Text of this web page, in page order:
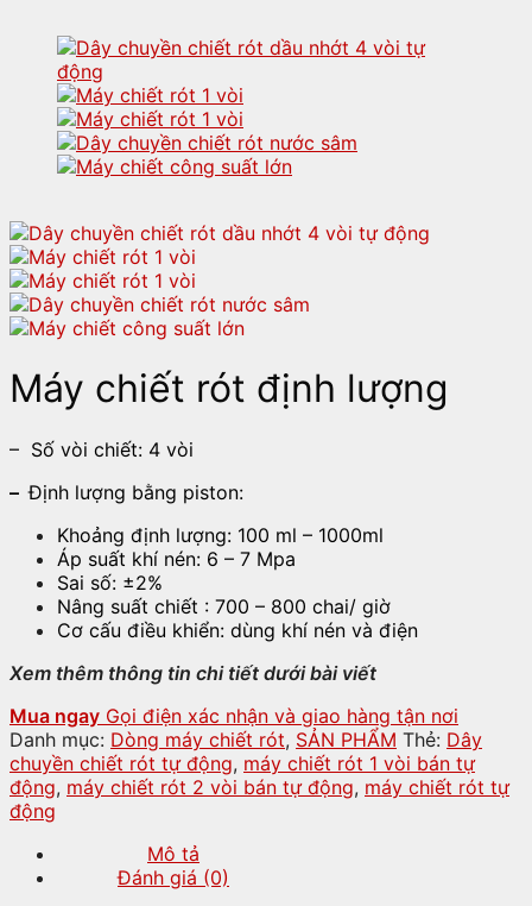
Máy chiết rót định lượng
– Số vòi chiết: 4 vòi
–Định lượng bằng piston:
Khoảng định lượng: 100 ml – 1000ml
Áp suất khí nén: 6 – 7 Mpa
Sai số: ±2%
Nâng suất chiết : 700 – 800 chai/ giờ
Cơ cấu điều khiển: dùng khí nén và điện
Xem thêm thông tin chi tiết dưới bài viết
Mua ngay Gọi điện xác nhận và giao hàng tận nơi
Danh mục: Dòng máy chiết rót, SẢN PHẨM Thẻ: Dây
chuyền chiết rót tự động, máy chiết rót 1 vòi bán tự
động, máy chiết rót 2 vòi bán tự động, máy chiết rót tự
động
Mô tả
Đánh giá (0)